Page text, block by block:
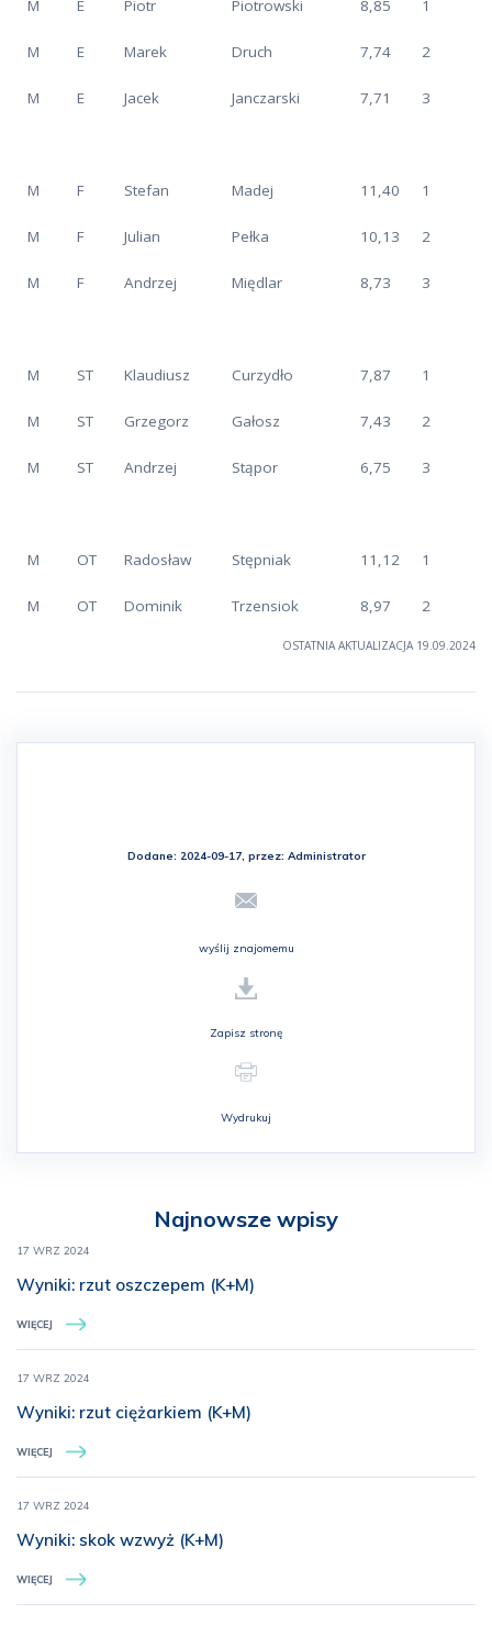
Najnowsze wpisy
17 WRZ 2024
Wyniki: rzut oszczepem (K+M)
WIĘCEJ
17 WRZ 2024
Wyniki: rzut ciężarkiem (K+M)
WIĘCEJ
17 WRZ 2024
Wyniki: skok wzwyż (K+M)
WIĘCEJ
M E Piotr Piotrowski 8,85 1
M E Marek Druch 7,74 2
M E Jacek Janczarski 7,71 3
M F Stefan Madej 11,40 1
M F Julian Pełka 10,13 2
M F Andrzej Międlar 8,73 3
M ST Klaudiusz Curzydło 7,87 1
M ST Grzegorz Gałosz 7,43 2
M ST Andrzej Stąpor 6,75 3
M OT Radosław Stępniak 11,12 1
M OT Dominik Trzensiok 8,97 2
OSTATNIA AKTUALIZACJA 19.09.2024
Dodane: 2024-09-17, przez: Administrator
wyślij znajomemu
Zapisz stronę
Wydrukuj